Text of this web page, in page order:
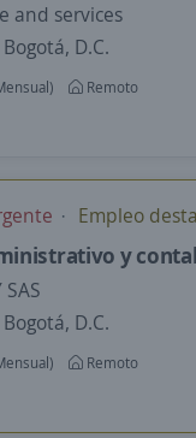
and services
D.C.
Remoto
Empleo
y
SAS
D.C.
Remoto